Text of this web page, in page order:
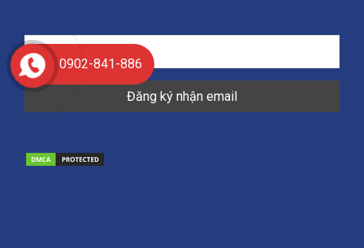
0902-841-886